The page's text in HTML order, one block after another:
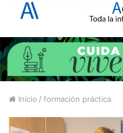
Inicio / formación práctica